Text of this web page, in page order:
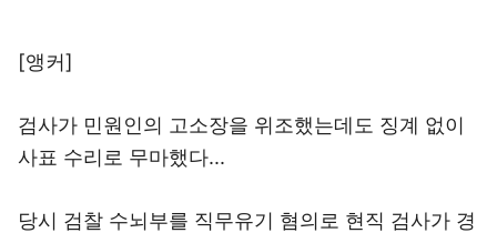
[앵커]
검사가 민원인의 고소장을 위조했는데도 징계 없이
사표 수리로 무마했다...
당시 검찰 수뇌부를 직무유기 혐의로 현직 검사가 경